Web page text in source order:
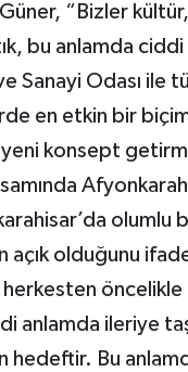
“Bizler
bu anlamda
Sanayi Odası ile
en etkin bir
konsept
olumlu
açık olduğunu
herkesten
anlamda ileriye
hedeftir. Bu